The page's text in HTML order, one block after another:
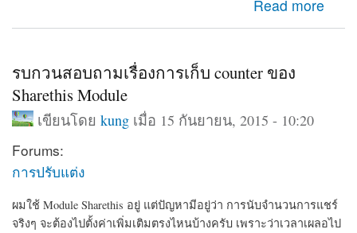
Read more
about มาทำเว็บของท่านให้สวยสะดุดตามากขึ้น ด้วยการ
สร้างชุดสีจากรูปภาพ
รบกวนสอบถามเรื่องการเก็บ counter ของ
Sharethis Module
เขียนโดย kungเมื่อ 15 กันยายน, 2015 - 10:20
Forums:
การปรับแต่ง
ผมใช้ Module Sharethis อยู่ แต่ปัญหามีอยู่ว่า การนับจำนวนการแชร์
จริงๆ จะต้องไปตั้งค่าเพิ่มเติมตรงไหนบ้างครับ เพราะว่าเวลาเผลอไป